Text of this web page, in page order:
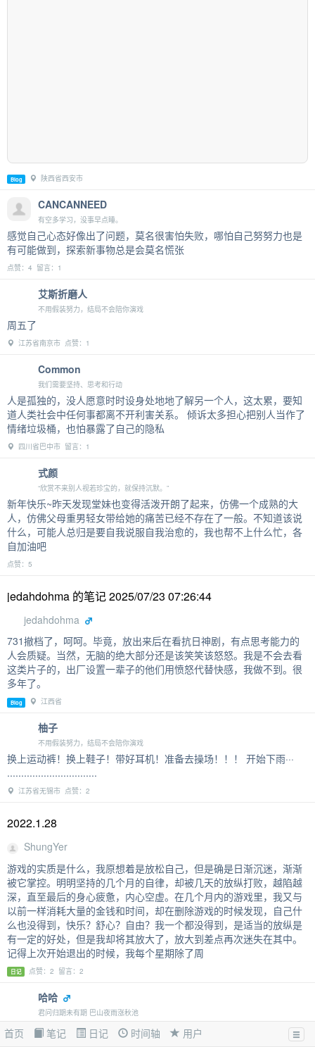
首页 笔记 日记 时间轴 用户
Blog 陕西省西安市
CANCANNEED
有空多学习，没事早点睡。
感觉自己心态好像出了问题，莫名很害怕失败，哪怕自己努努力也是
有可能做到，探索新事物总是会莫名慌张
点赞：4 留言：1
艾斯折磨人
不用假装努力，结局不会陪你演戏
周五了
江苏省南京市 点赞：1
Common
我们需要坚持、思考和行动
人是孤独的，没人愿意时时设身处地地了解另一个人，这太累，要知
道人类社会中任何事都离不开利害关系。 倾诉太多担心把别人当作了
情绪垃圾桶，也怕暴露了自己的隐私
四川省巴中市 留言：1
式颜
“欣赏不来别人视若珍宝的，就保持沉默。”
新年快乐~昨天发现堂妹也变得活泼开朗了起来，仿佛一个成熟的大
人，仿佛父母重男轻女带给她的痛苦已经不存在了一般。不知道该说
什么，可能人总归是要自我说服自我治愈的，我也帮不上什么忙，各
自加油吧
点赞：5
jedahdohma 的笔记 2025/07/23 07:26:44
jedahdohma
731撤档了，呵呵。毕竟，放出来后在看抗日神剧，有点思考能力的
人会质疑。当然，无脑的绝大部分还是该笑笑该怒怒。我是不会去看
这类片子的，出厂设置一辈子的他们用愤怒代替快感，我做不到。很
多年了。
Blog 江西省
柚子
不用假装努力，结局不会陪你演戏
换上运动裤！换上鞋子！带好耳机！准备去操场！！！ 开始下雨···
................................
江苏省无锡市 点赞：2
2022.1.28
ShungYer
游戏的实质是什么，我原想着是放松自己，但是确是日渐沉迷，渐渐
被它掌控。明明坚持的几个月的自律，却被几天的放纵打败，越陷越
深，直至最后的身心疲惫，内心空虚。在几个月内的游戏里，我又与
以前一样消耗大量的金钱和时间，却在删除游戏的时候发现，自己什
么也没得到，快乐？舒心？自由？我一个都没得到，是适当的放纵是
有一定的好处，但是我却将其放大了，放大到差点再次迷失在其中。
记得上次开始退出的时候，我每个星期除了周
日记 点赞：2 留言：2
哈哈
君问归期未有期 巴山夜雨涨秋池
时间是个好东西 能抚平一切 时间又是个坏东西 我喜欢的一切都会消
散